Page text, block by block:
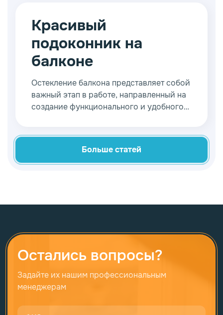
Красивый
подоконник на
балконе
Остекление балкона представляет собой
важный этап в работе, направленный на
создание функционального и удобного
нестандартными габаритами и высотой.
Больше статей
Остались вопросы?
Задайте их нашим профессиональным
менеджерам